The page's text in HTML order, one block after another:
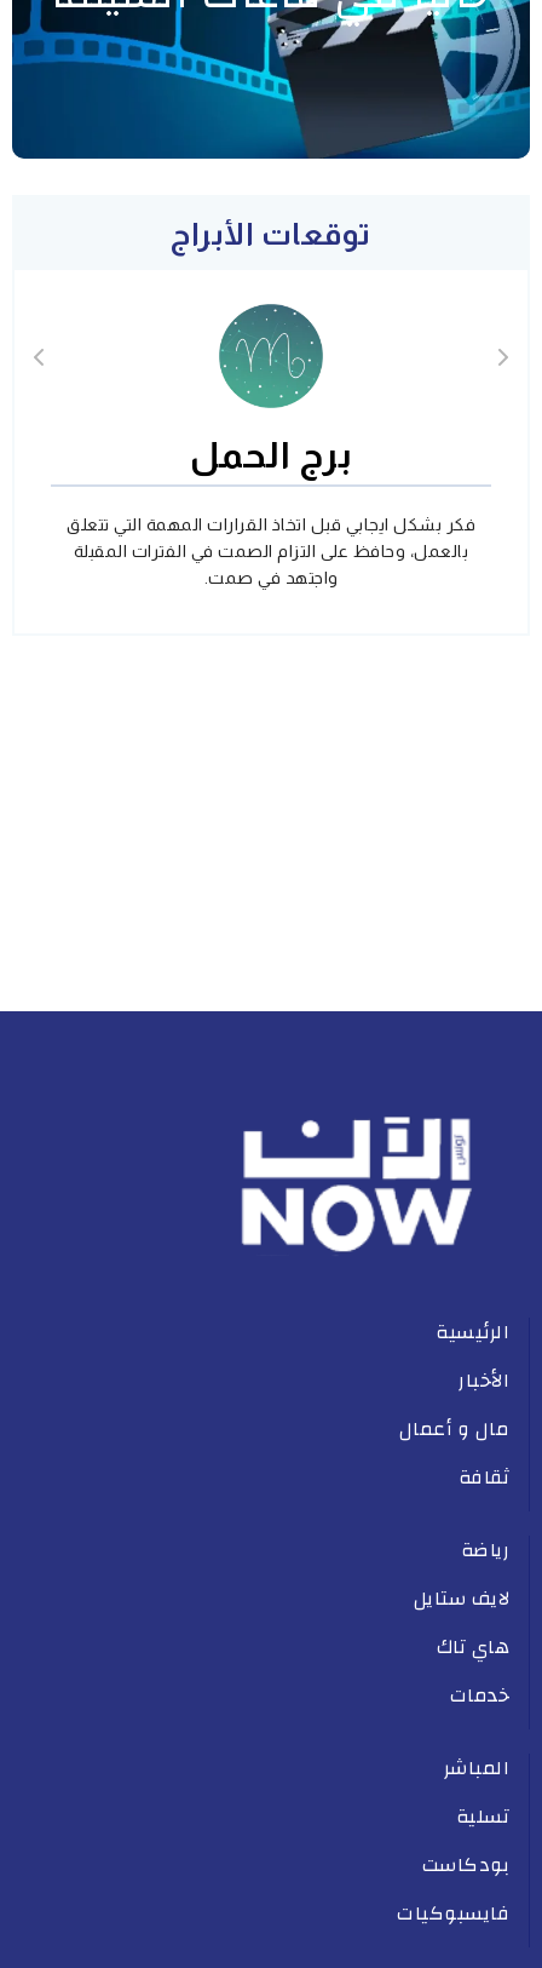
توقعات الأبراج
برج الحمل
فكر بشكل ايجابي قبل اتخاذ القرارات المهمة التي تتعلق
بالعمل، وحافظ على التزام الصمت في الفترات المقبلة
واجتهد في صمت.
الرئيسية
الأخبار
مال و أعمال
ثقافة
رياضة
لايف ستايل
هاي تاك
خدمات
المباشر
تسلية
بودكاست
فايسبوكيات